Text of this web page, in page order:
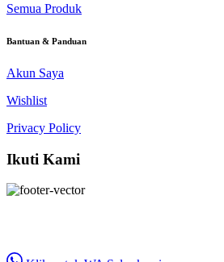
Semua Produk
Bantuan & Panduan
Akun Saya
Wishlist
Privacy Policy
Ikuti Kami